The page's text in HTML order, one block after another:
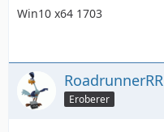
Win10 x64 1703
RoadrunnerRR
Eroberer